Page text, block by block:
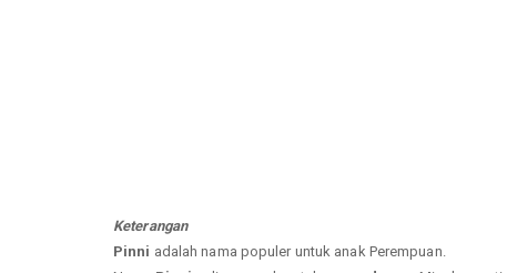
Keterangan
Pinni adalah nama populer untuk anak Perempuan.